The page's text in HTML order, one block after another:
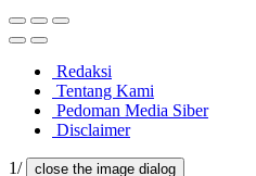
Redaksi
Tentang Kami
Pedoman Media Siber
Disclaimer
1/ close the image dialog